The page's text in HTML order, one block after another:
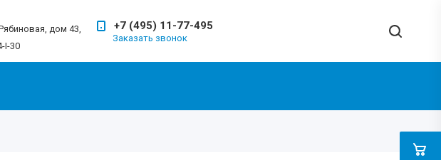
дом 43,
I-30
+7 (495) 11-77-495
Заказать звонок